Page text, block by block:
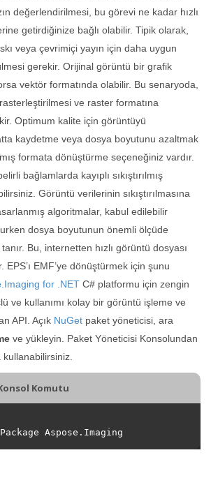
değerlendirilmesi, bu görevi ne kadar hızlı
getirdiğinize bağlı olabilir. Tipik olarak,
veya çevrimiçi yayın için daha uygun
gerekir. Orijinal görüntü bir grafik
vektör formatında olabilir. Bu senaryoda,
ve raster formatına
Optimum kalite için görüntüyü
kaydetme veya dosya boyutunu azaltmak
formata dönüştürme seçeneğiniz vardır.
bağlamlarda kayıplı sıkıştırılmış
Görüntü verilerinin sıkıştırılmasına
algoritmalar, kabul edilebilir
dosya boyutunun önemli ölçüde
Bu, internetten hızlı görüntü dosyası
EPS’ı EMF’ye dönüştürmek için şunu
for .NET C# platformu için zengin
ve kullanımı kolay bir görüntü işleme ve
API. Açık NuGet paket yöneticisi, ara
ve yükleyin. Paket Yöneticisi Konsolundan
Komutu